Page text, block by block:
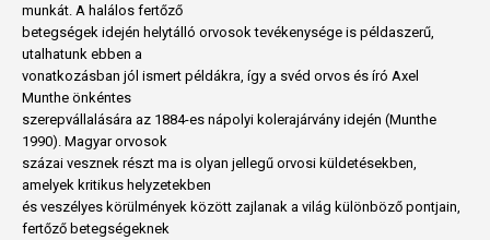
munkát. A halálos fertőző
betegségek idején helytálló orvosok tevékenysége is példaszerű,
utalhatunk ebben a
vonatkozásban jól ismert példákra, így a svéd orvos és író Axel
Munthe önkéntes
szerepvállalására az 1884-es nápolyi kolerajárvány idején (Munthe
1990). Magyar orvosok
százai vesznek részt ma is olyan jellegű orvosi küldetésekben,
amelyek kritikus helyzetekben
és veszélyes körülmények között zajlanak a világ különböző pontjain,
fertőző betegségeknek